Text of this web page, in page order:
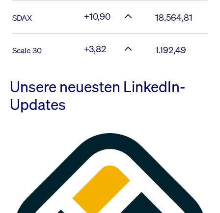
SDAX +10,90 18.564,81
Scale 30 +3,82 1.192,49
Unsere neuesten LinkedIn-
Updates